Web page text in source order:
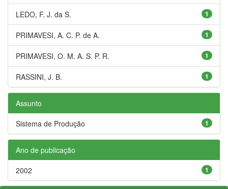
1
LEDO, F. J. da S.
1
PRIMAVESI, A. C. P. de A.
1
PRIMAVESI, O. M. A. S. P. R.
1
RASSINI, J. B.
Assunto
1
Sistema de Produção
Ano de publicação
1
2002